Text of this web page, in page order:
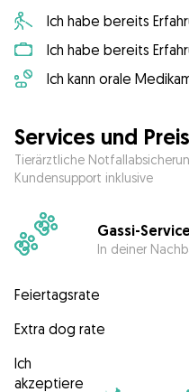
Ich habe bereits
Ich habe bereits
Ich kann orale
Services und
Tierärztliche
Kundensupport inklusive
Gassi-
In deiner
Feiertagsrate
Extra dog rate
Ich
akzeptiere